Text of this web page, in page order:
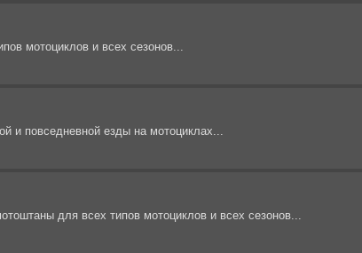
мотоциклов и всех сезонов...
и повседневной езды на мотоциклах...
для всех типов мотоциклов и всех сезонов...